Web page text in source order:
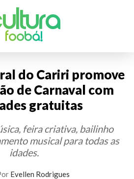
foobá!
do Cariri promove
de Carnaval com
gratuitas
feira criativa, bailinho
musical para todas as
idades.
Evellen Rodrigues